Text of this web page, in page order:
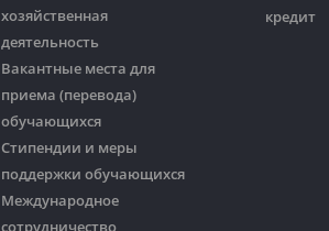
хозяйственная
деятельность
Вакантные места для
приема (перевода)
обучающихся
Стипендии и меры
поддержки обучающихся
Международное
кредит